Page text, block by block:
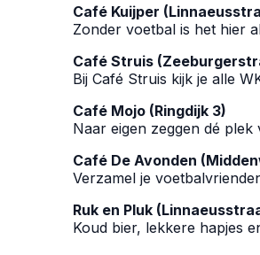
Café Kuijper
Zonder voetbal is het hier
Café Struis
Bij Café Struis kijk je alle
Café Mojo (Ringdijk 3)
Naar eigen zeggen dé
Café De Avonden
Verzamel je
Ruk en Pluk
Koud bier, lekkere hapjes